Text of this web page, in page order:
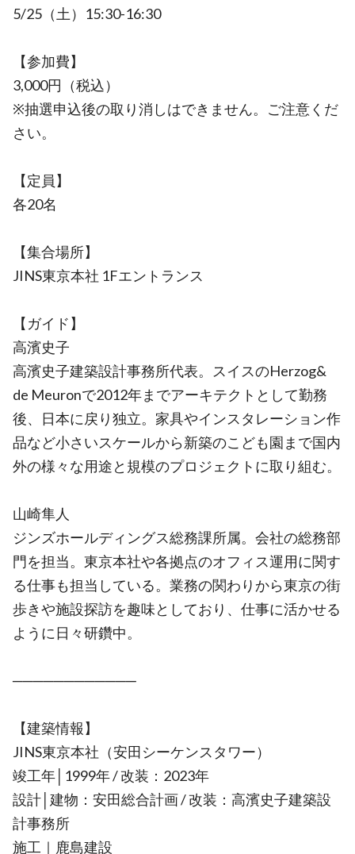
5/25（土）15:30-16:30
【参加費】
3,000円（税込）
※抽選申込後の取り消しはできません。ご注意くだ
さい。
【定員】
各20名
【集合場所】
JINS東京本社 1Fエントランス
【ガイド】
高濱史子
高濱史子建築設計事務所代表。スイスのHerzog&
de Meuronで2012年までアーキテクトとして勤務
後、日本に戻り独立。家具やインスタレーション作
品など小さいスケールから新築のこども園まで国内
外の様々な用途と規模のプロジェクトに取り組む。
山崎隼人
ジンズホールディングス総務課所属。会社の総務部
門を担当。東京本社や各拠点のオフィス運用に関す
る仕事も担当している。業務の関わりから東京の街
歩きや施設探訪を趣味としており、仕事に活かせる
ように日々研鑽中。
────────────
【建築情報】
JINS東京本社（安田シーケンスタワー）
竣工年│1999年 / 改装：2023年
設計│建物：安田総合計画 / 改装：高濱史子建築設
計事務所
施工｜鹿島建設